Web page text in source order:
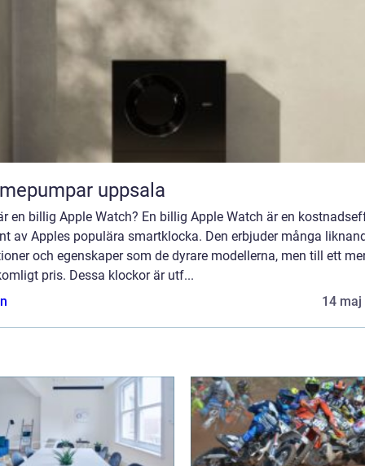
uppsala
en billig Apple Watch? En billig Apple Watch är en
av Apples populära smartklocka. Den erbjuder många
och egenskaper som de dyrare modellerna, men till ett
pris. Dessa klockor är utf...
14 maj